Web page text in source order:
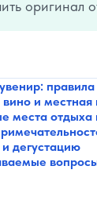
оригинал
и местная
места
дегустацию